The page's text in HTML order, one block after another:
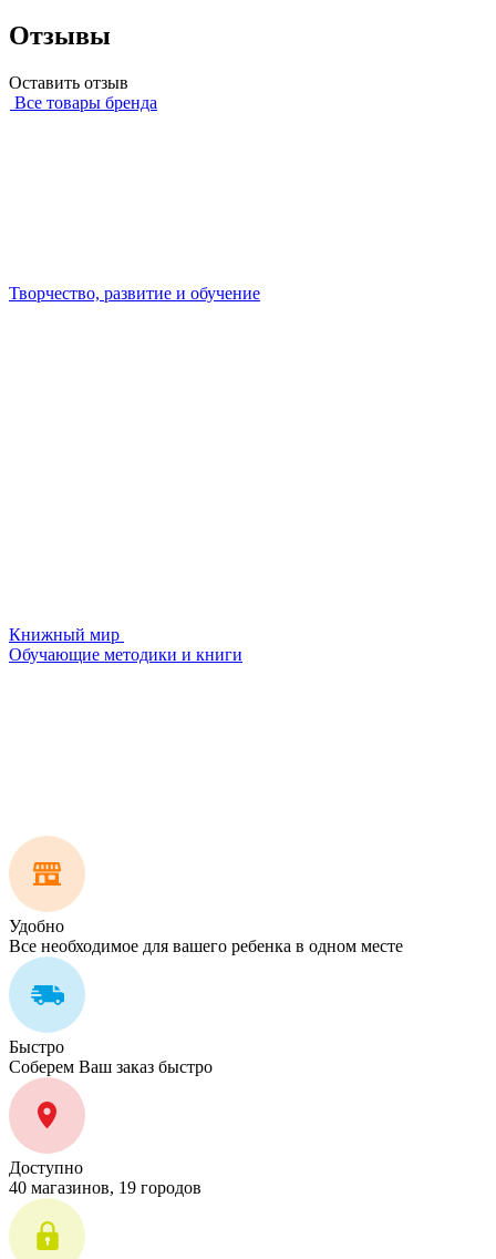
Отзывы
Оставить отзыв
Все товары бренда
Творчество, развитие и обучение
Книжный мир
Обучающие методики и книги
Удобно
Все необходимое для вашего ребенка в одном месте
Быстро
Соберем Ваш заказ быстро
Доступно
40 магазинов, 19 городов